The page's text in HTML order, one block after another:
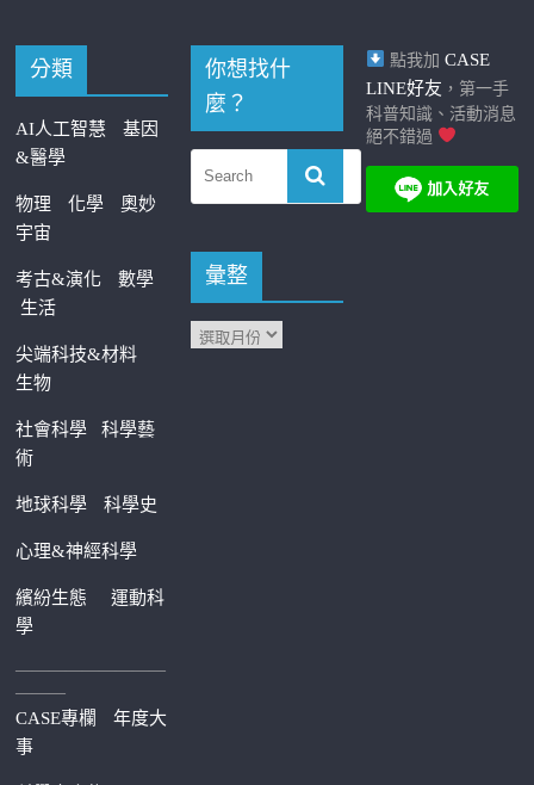
分類
AI人工智慧
基因
&醫學
物理 化學
奧妙
宇宙
考古&演化
數學
生活
尖端科技&材料
生物
社會科學科學藝
術
地球科學 科學史
心理&神經科學
繽紛生態運動科
學
—————————
———
CASE專欄
年度大
事
你想找什
麼？
彙整
點我加 CASE
LINE好友 ，第一手
科普知識、活動消息
絕不錯過